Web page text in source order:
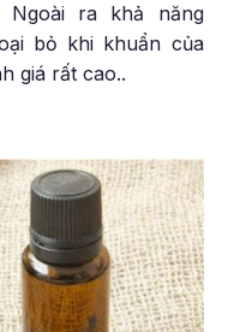
Ngoài ra khả năng
bỏ khi khuẩn của
giá rất cao..